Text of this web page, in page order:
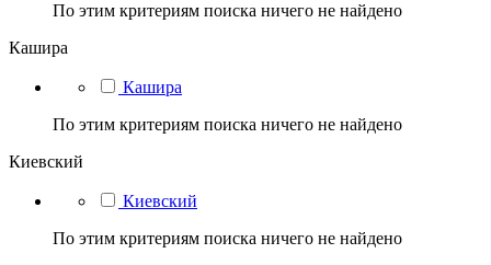
По этим критериям поиска ничего не найдено
Кашира
Кашира
По этим критериям поиска ничего не найдено
Киевский
Киевский
По этим критериям поиска ничего не найдено